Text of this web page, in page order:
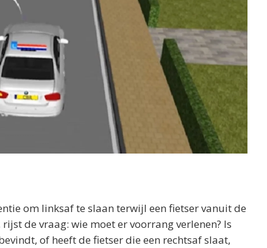
om linksaf te slaan terwijl een fietser vanuit de
de vraag: wie moet er voorrang verlenen? Is
of heeft de fietser die een rechtsaf slaat,